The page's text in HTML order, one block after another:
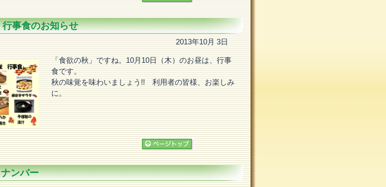
事食のお知らせ
2013年10月 3日
「食欲の秋」ですね。10月10日（木）のお昼は、行事
食です。
秋の味覚を味わいましょう!! 利用者の皆様、お楽しみ
に。
ンバー